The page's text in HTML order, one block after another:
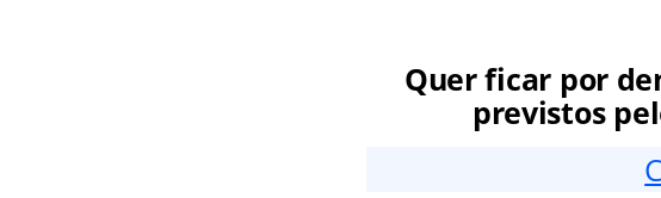
Quer ficar por
previstos